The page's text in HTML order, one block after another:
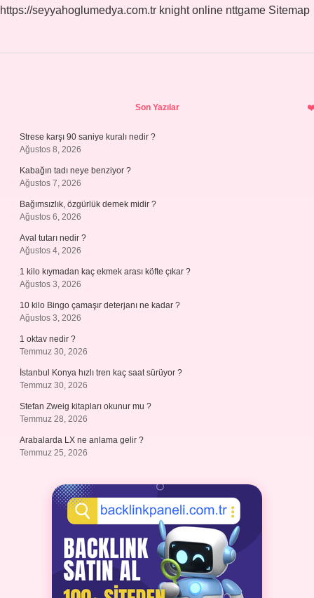
https://seyyahoglumedya.com.tr knight online nttgame Sitemap
Son Yazılar
Strese karşı 90 saniye kuralı nedir ?
Ağustos 8, 2026
Kabağın tadı neye benziyor ?
Ağustos 7, 2026
Bağımsızlık, özgürlük demek midir ?
Ağustos 6, 2026
Aval tutarı nedir ?
Ağustos 4, 2026
1 kilo kıymadan kaç ekmek arası köfte çıkar ?
Ağustos 3, 2026
10 kilo Bingo çamaşır deterjanı ne kadar ?
Ağustos 3, 2026
1 oktav nedir ?
Temmuz 30, 2026
İstanbul Konya hızlı tren kaç saat sürüyor ?
Temmuz 30, 2026
Stefan Zweig kitapları okunur mu ?
Temmuz 28, 2026
Arabalarda LX ne anlama gelir ?
Temmuz 25, 2026